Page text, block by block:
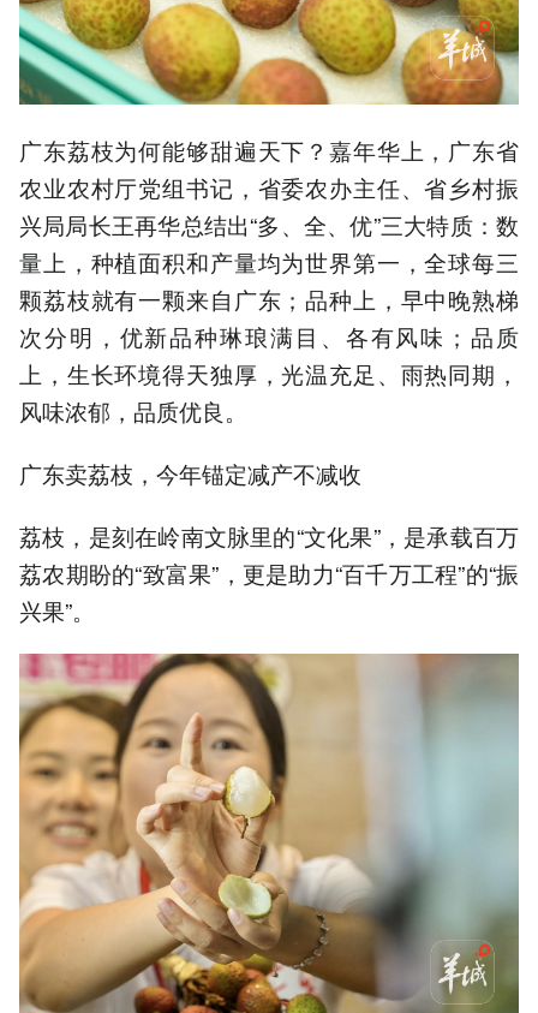
广东荔枝为何能够甜遍天下？嘉年华上，广东省
农业农村厅党组书记，省委农办主任、省乡村振
兴局局长王再华总结出“多、全、优”三大特质：数
量上，种植面积和产量均为世界第一，全球每三
颗荔枝就有一颗来自广东；品种上，早中晚熟梯
次分明，优新品种琳琅满目、各有风味；品质
上，生长环境得天独厚，光温充足、雨热同期，
风味浓郁，品质优良。
广东卖荔枝，今年锚定减产不减收
荔枝，是刻在岭南文脉里的“文化果”，是承载百万
荔农期盼的“致富果”，更是助力“百千万工程”的“振
兴果”。